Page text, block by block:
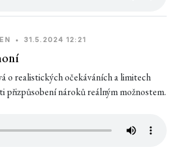
• 31.5.2024 12:21
o realistických očekáváních a limitech
přizpůsobení nároků reálným možnostem.